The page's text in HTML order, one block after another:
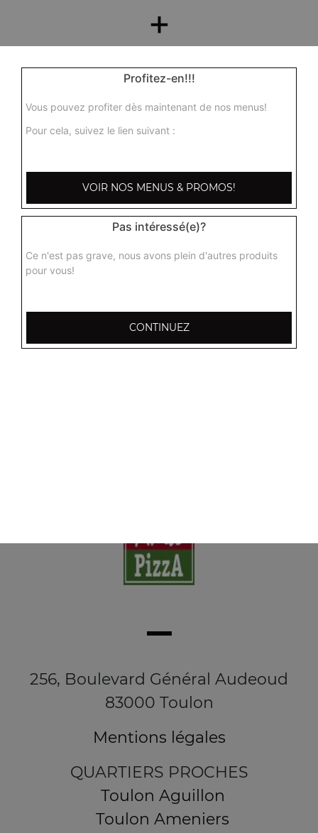
+
Nos Desserts
barre glacée mars, barre glacée twix, barre snickers
+
256, Boulevard Général Audeoud
83000 Toulon
Mentions légales
QUARTIERS PROCHES
Toulon Aguillon
Toulon Ameniers
Profitez-en!!!
Vous pouvez profiter dès maintenant de nos menus!
Pour cela, suivez le lien suivant :
VOIR NOS MENUS & PROMOS!
Pas intéressé(e)?
Ce n'est pas grave, nous avons plein d'autres produits
pour vous!
CONTINUEZ